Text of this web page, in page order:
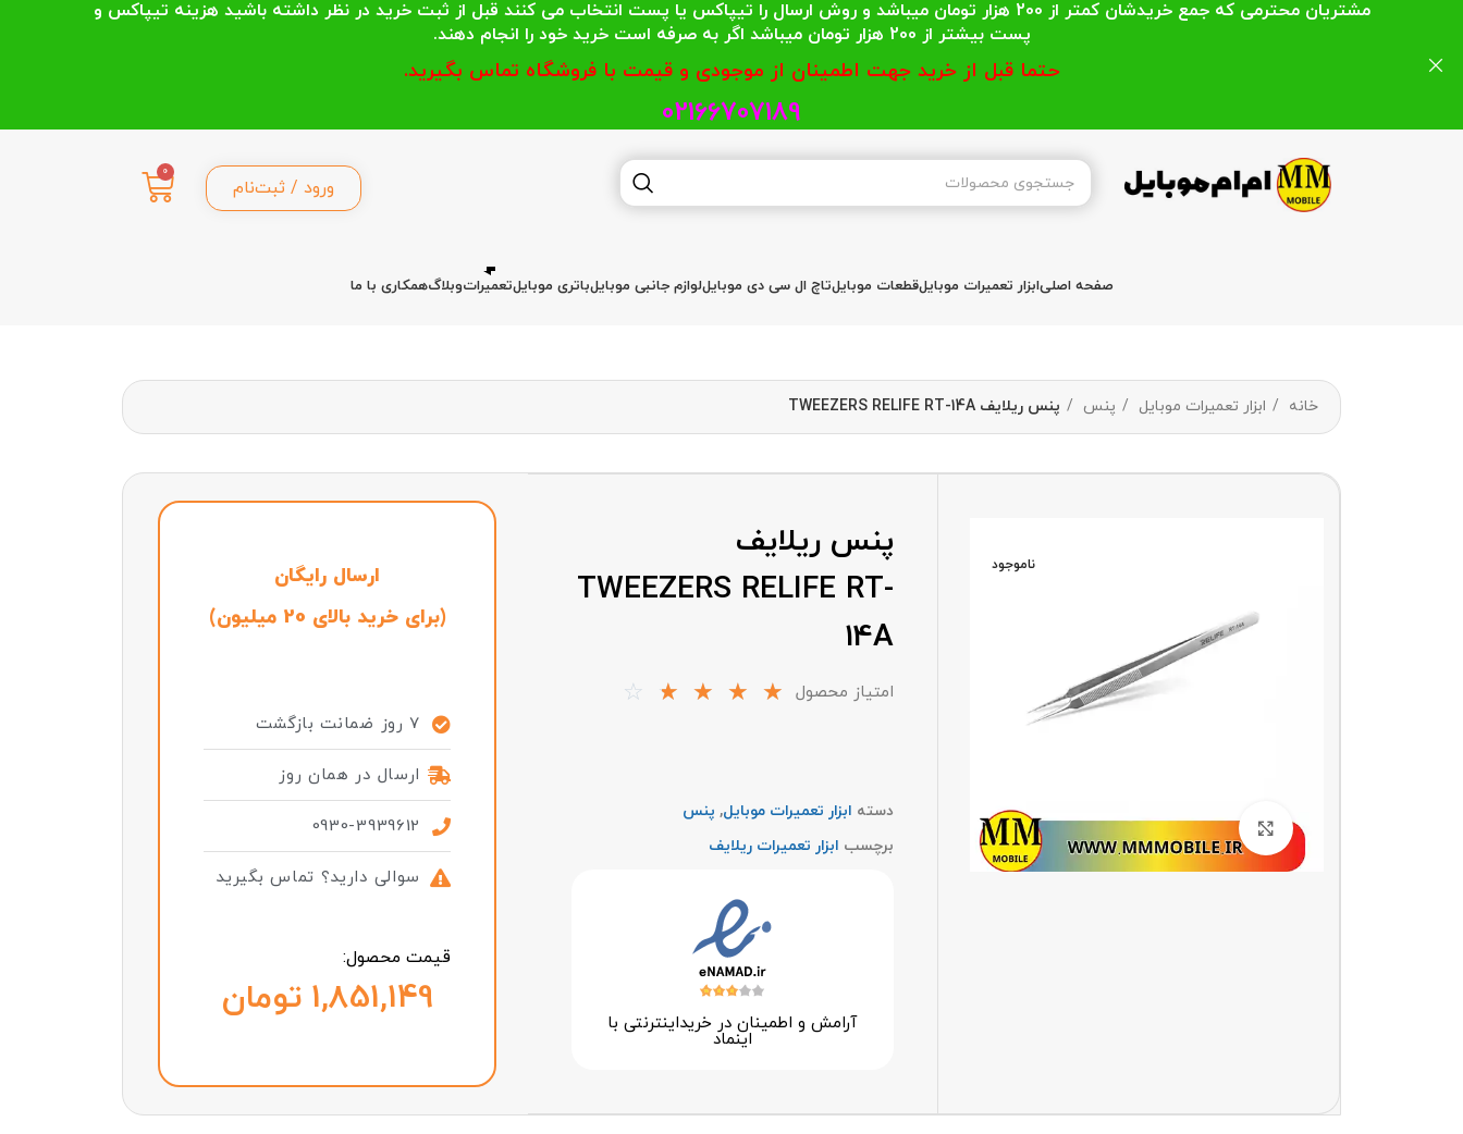
ورود / ثبت‌نام
0
صفحه اصلیابزار تعمیرات موبایلقطعات موبایلتاچ ال سی دی موبایللوازم جانبی موبایلباتری موبایلتعمیراتوبلاگهمکاری با ما
خانه ابزار تعمیرات موبایل پنس پنس ریلایف TWEEZERS RELIFE RT-14A
ناموجود
پنس ریلایف
TWEEZERS RELIFE RT-
14A
امتیاز محصول ☆
☆
☆
☆
☆
دسته ابزار تعمیرات موبایل, پنس
برچسب ابزار تعمیرات ریلایف
آرامش و اطمینان در خرید‌اینترنتی با
اینماد
ارسال رایگان
(برای خرید بالای 20 میلیون)
7 روز ضمانت بازگشت
ارسال در همان روز
0930-3939612
سوالی دارید؟ تماس بگیرید
قیمت محصول:
تومان
مشتریان محترمی که جمع خریدشان کمتر از 200 هزار تومان میباشد و روش ارسال را تیپاکس یا پست انتخاب می کنند قبل از ثبت خرید در نظر داشته باشید هزینه تیپاکس و
پست بیشتر از 200 هزار تومان میباشد اگر به صرفه است خرید خود را انجام دهند.
حتما قبل از خرید جهت اطمینان از موجودی و قیمت با فروشگاه تماس بگیرید.
02166707189